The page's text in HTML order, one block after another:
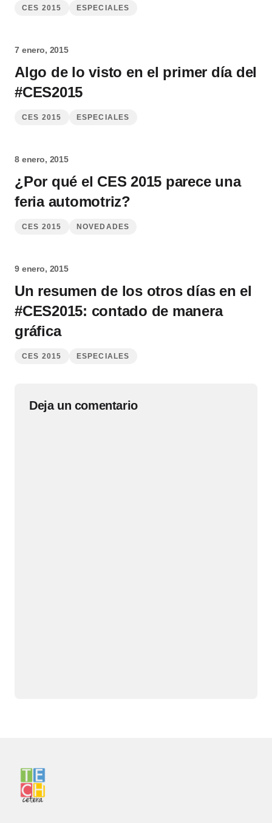
CES 2015 ESPECIALES
7 enero, 2015
Algo de lo visto en el primer día del
#CES2015
CES 2015 ESPECIALES
8 enero, 2015
¿Por qué el CES 2015 parece una
feria automotriz?
CES 2015 NOVEDADES
9 enero, 2015
Un resumen de los otros días en el
#CES2015: contado de manera
gráfica
CES 2015 ESPECIALES
Deja un comentario